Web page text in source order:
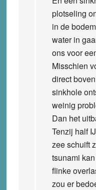
plotseling
in de
water in
ons voor
Misschien
direct
sinkhole
weinig
Dan het
Tenzij half
zee schuift
tsunami
flinke
zou er